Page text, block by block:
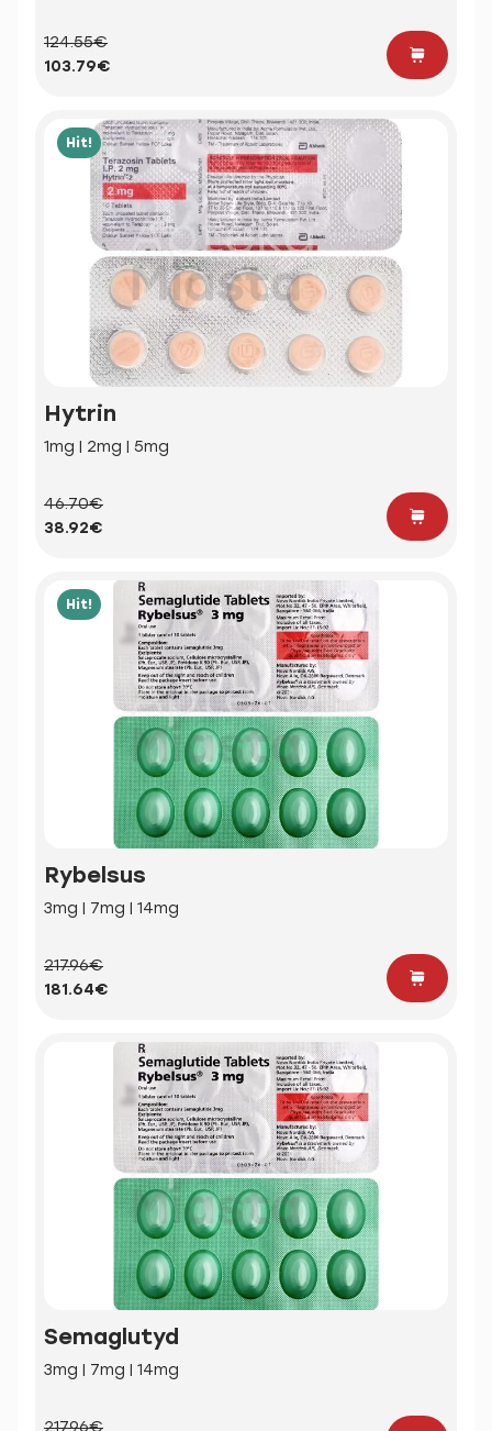
124.55€
103.79€
Hit!
Hytrin
1mg | 2mg | 5mg
46.70€
38.92€
Hit!
Rybelsus
3mg | 7mg | 14mg
217.96€
181.64€
Semaglutyd
3mg | 7mg | 14mg
217.96€